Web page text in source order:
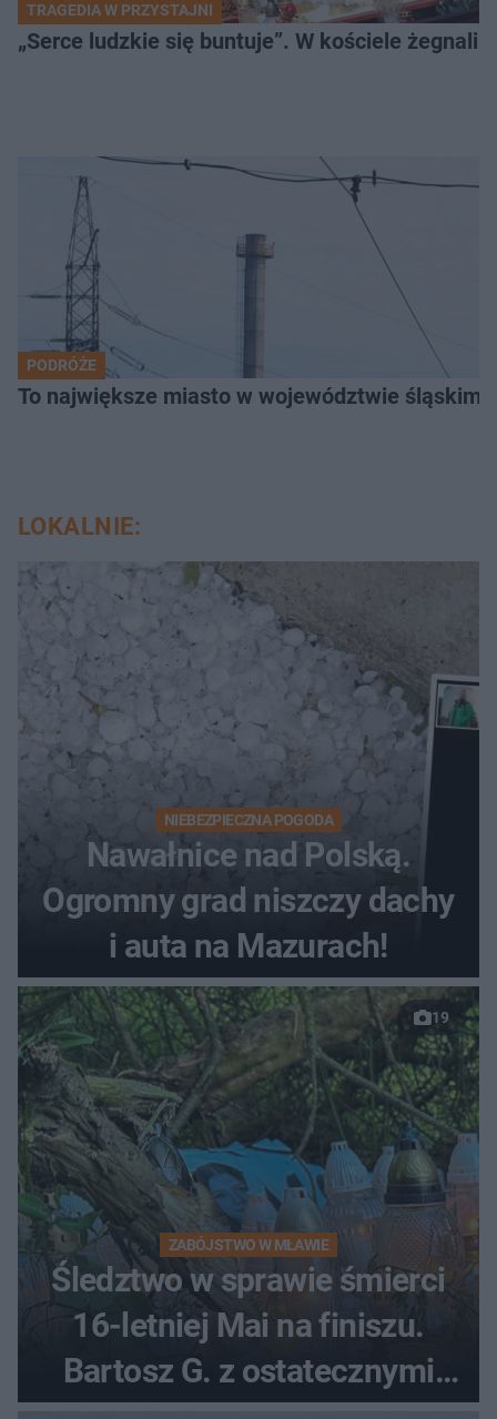
TRAGEDIA W PRZYSTAJNI
„Serce ludzkie się buntuje”. W kościele żegnali
PODRÓŻE
To największe miasto w województwie
LOKALNIE:
NIEBEZPIECZNA POGODA
Nawałnice nad Polską.
Ogromny grad niszczy dachy
i auta na Mazurach!
19
ZABÓJSTWO W MŁAWIE
Śledztwo w sprawie śmierci
16-letniej Mai na finiszu.
Bartosz G. z ostatecznymi